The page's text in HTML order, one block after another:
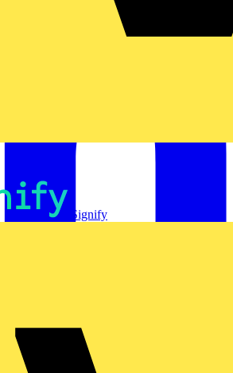
Signify
mit innovatiever
eine sichere und intuitive Handhabung.